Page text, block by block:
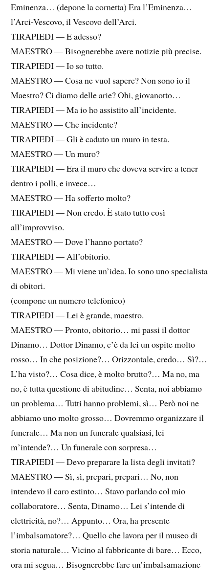
Eminenza… (depone la cornetta) Era l’Eminenza…
l’Arci-Vescovo, il Vescovo dell’Arci.
TIRAPIEDI — E adesso?
MAESTRO — Bisognerebbe avere notizie più precise.
TIRAPIEDI — Io so tutto.
MAESTRO — Cosa ne vuol sapere? Non sono io il
Maestro? Ci diamo delle arie? Ohi, giovanotto…
TIRAPIEDI — Ma io ho assistito all’incidente.
MAESTRO — Che incidente?
TIRAPIEDI — Gli è caduto un muro in testa.
MAESTRO — Un muro?
TIRAPIEDI — Era il muro che doveva servire a tener
dentro i polli, e invece…
MAESTRO — Ha sofferto molto?
TIRAPIEDI — Non credo. È stato tutto così
all’improvviso.
MAESTRO — Dove l’hanno portato?
TIRAPIEDI — All’obitorio.
MAESTRO — Mi viene un’idea. Io sono uno specialista
di obitori.
(compone un numero telefonico)
TIRAPIEDI — Lei è grande, maestro.
MAESTRO — Pronto, obitorio… mi passi il dottor
Dinamo… Dottor Dinamo, c’è da lei un ospite molto
rosso… In che posizione?… Orizzontale, credo… Sì?…
L’ha visto?… Cosa dice, è molto brutto?… Ma no, ma
no, è tutta questione di abitudine… Senta, noi abbiamo
un problema… Tutti hanno problemi, sì… Però noi ne
abbiamo uno molto grosso… Dovremmo organizzare il
funerale… Ma non un funerale qualsiasi, lei
m’intende?… Un funerale con sorpresa…
TIRAPIEDI — Devo preparare la lista degli invitati?
MAESTRO — Sì, sì, prepari, prepari… No, non
intendevo il caro estinto… Stavo parlando col mio
collaboratore… Senta, Dinamo… Lei s’intende di
elettricità, no?… Appunto… Ora, ha presente
l’imbalsamatore?… Quello che lavora per il museo di
storia naturale… Vicino al fabbricante di bare… Ecco,
ora mi segua… Bisognerebbe fare un’imbalsamazione